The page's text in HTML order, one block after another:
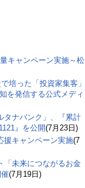
キャンペーン実施～松
培った「投資家集客」
を発信する公式メディ
タナバンク」、『累計
』を公開(7月23日)
援キャンペーン実施(7
「未来につながるお金
(7月19日)